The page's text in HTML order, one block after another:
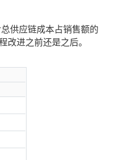
供应链成本占销售额的
改进之前还是之后。